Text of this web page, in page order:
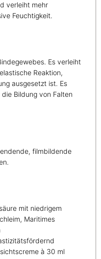
verleiht mehr
Feuchtigkeit.
Es verleiht
Reaktion,
ausgesetzt ist. Es
Bildung von Falten
filmbildende
mit niedrigem
Maritimes
à 30 ml